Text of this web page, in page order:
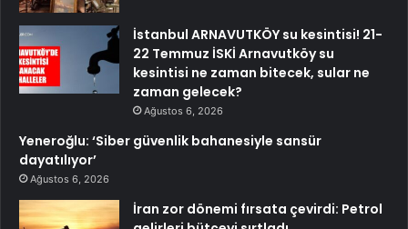
İstanbul ARNAVUTKÖY su kesintisi! 21-
22 Temmuz İSKİ Arnavutköy su
kesintisi ne zaman bitecek, sular ne
zaman gelecek?
Ağustos 6, 2026
Yeneroğlu: ‘Siber güvenlik bahanesiyle sansür
dayatılıyor’
Ağustos 6, 2026
İran zor dönemi fırsata çevirdi: Petrol